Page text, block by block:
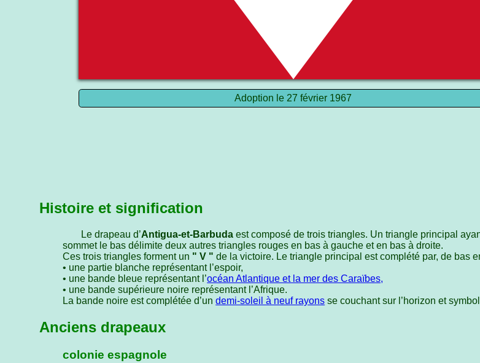
Adoption le 27 février 1967
Histoire et signification
Le drapeau d’Antigua-et-Barbudaest composé de trois triangles. Un triangle principal
sommet le bas délimite deux autres triangles rouges en bas à gauche et en bas à droite.
Ces trois triangles forment un " V " de la victoire. Le triangle principal est complété par, de bas
• une partie blanche représentant l’espoir,
• une bande bleue représentant l’océan Atlantique et la mer des Caraïbes,
• une bande supérieure noire représentant l’Afrique.
La bande noire est complétée d’undemi-soleil à neuf rayons se couchant sur l’horizon et
Anciens drapeaux
colonie espagnole